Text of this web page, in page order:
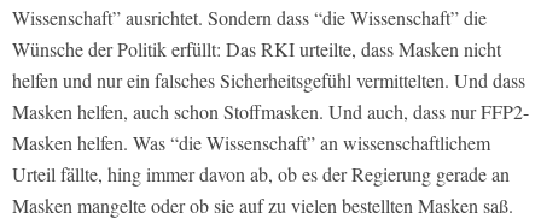
Wissenschaft” ausrichtet. Sondern dass “die Wissenschaft” die
Wünsche der Politik erfüllt: Das RKI urteilte, dass Masken nicht
helfen und nur ein falsches Sicherheitsgefühl vermittelten. Und dass
Masken helfen, auch schon Stoffmasken. Und auch, dass nur FFP2-
Masken helfen. Was “die Wissenschaft” an wissenschaftlichem
Urteil fällte, hing immer davon ab, ob es der Regierung gerade an
Masken mangelte oder ob sie auf zu vielen bestellten Masken saß.